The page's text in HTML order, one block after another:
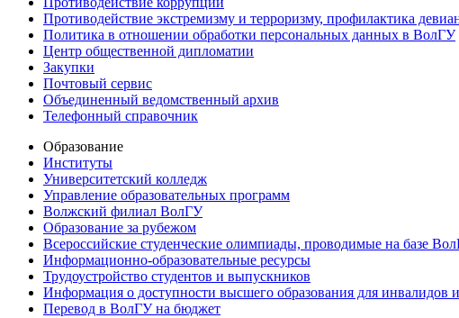
Противодействие экстремизму и терроризму, профилактика
Политика в отношении обработки персональных данных в ВолГУ
Центр общественной дипломатии
Закупки
Почтовый сервис
Объединенный ведомственный архив
Телефонный справочник
Образование
Институты
Университетский колледж
Управление образовательных программ
Волжский филиал ВолГУ
Образование за рубежом
Всероссийские студенческие олимпиады, проводимые на базе
Информационно-образовательные ресурсы
Трудоустройство студентов и выпускников
Информация о доступности высшего образования для инвалидов
Перевод в ВолГУ на бюджет